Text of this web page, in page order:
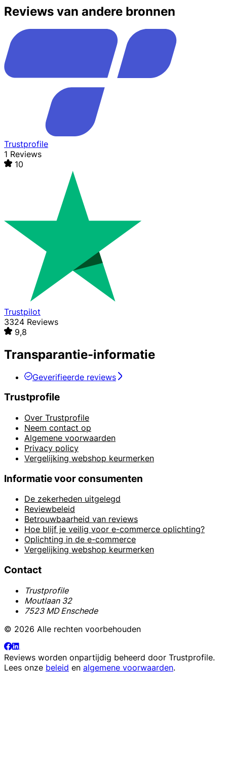
Reviews van andere bronnen
Trustprofile
1 Reviews
10
Trustpilot
3324 Reviews
9,8
Transparantie-informatie
Geverifieerde reviews
Trustprofile
Over Trustprofile
Neem contact op
Algemene voorwaarden
Privacy policy
Vergelijking webshop keurmerken
Informatie voor consumenten
De zekerheden uitgelegd
Reviewbeleid
Betrouwbaarheid van reviews
Hoe blijf je veilig voor e-commerce oplichting?
Oplichting in de e-commerce
Vergelijking webshop keurmerken
Contact
Trustprofile
Moutlaan 32
7523 MD Enschede
© 2026 Alle rechten voorbehouden
Reviews worden onpartijdig beheerd door Trustprofile.
Lees onze beleid en algemene voorwaarden.